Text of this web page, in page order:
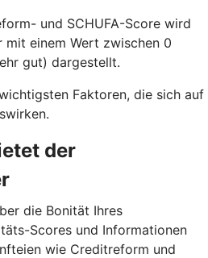
und SCHUFA-Score wird
mit einem Wert zwischen 0
gut) dargestellt.
Faktoren, die sich auf
der
die Bonität Ihres
Scores und Informationen
wie Creditreform und